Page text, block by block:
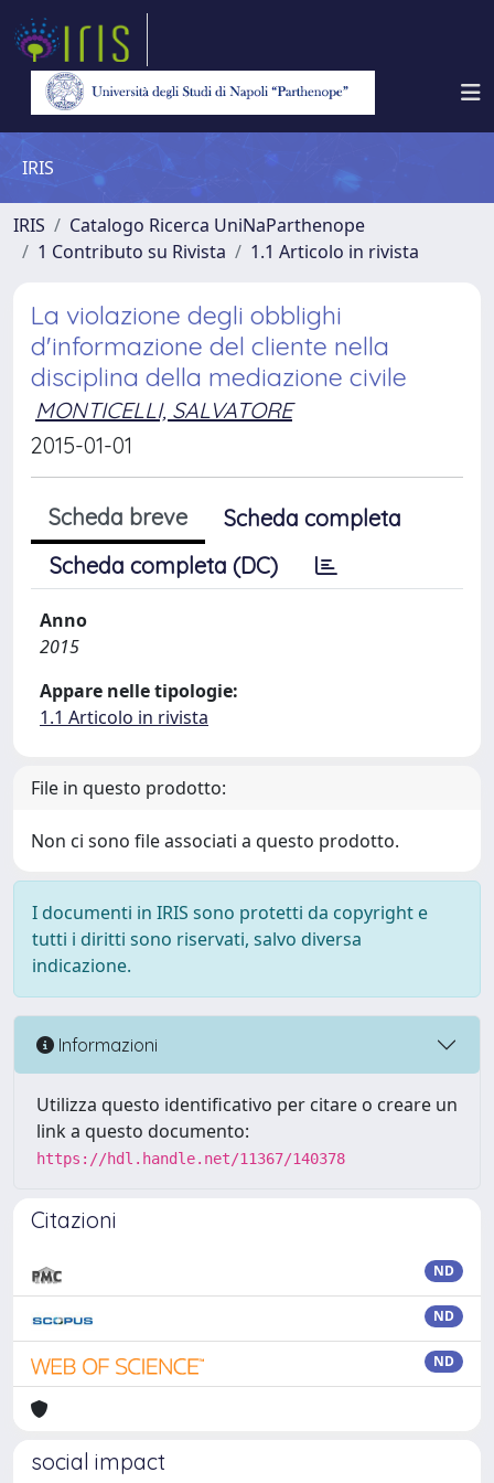
IRIS
IRIS
Catalogo Ricerca UniNaParthenope
1 Contributo su Rivista
1.1 Articolo in rivista
La violazione degli obblighi
d'informazione del cliente nella
disciplina della mediazione civile
MONTICELLI, SALVATORE
2015-01-01
Scheda breve
Scheda completa
Scheda completa (DC)
Anno
2015
Appare nelle tipologie:
1.1 Articolo in rivista
File in questo prodotto:
Non ci sono file associati a questo prodotto.
I documenti in IRIS sono protetti da copyright e
tutti i diritti sono riservati, salvo diversa
indicazione.
Informazioni
Utilizza questo identificativo per citare o creare un
link a questo documento:
https://hdl.handle.net/11367/140378
Citazioni
ND
ND
ND
social impact